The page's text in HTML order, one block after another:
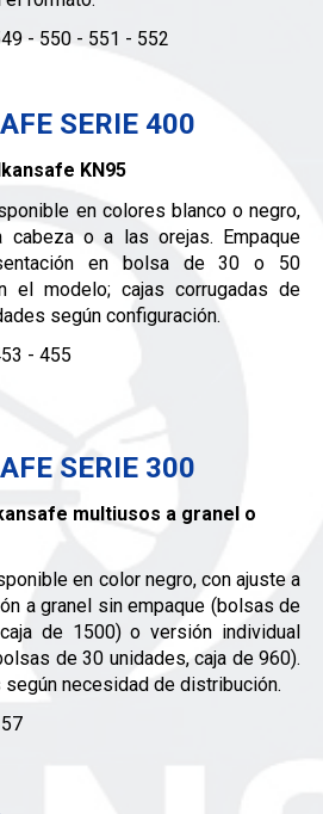
- 550 - 551 - 552
SERIE 400
KN95
en colores blanco o negro,
cabeza o a las orejas. Empaque
en bolsa de 30 o 50
el modelo; cajas corrugadas de
según configuración.
- 455
SERIE 300
multiusos a granel o
en color negro, con ajuste a
a granel sin empaque (bolsas de
de 1500) o versión individual
de 30 unidades, caja de 960).
necesidad de distribución.